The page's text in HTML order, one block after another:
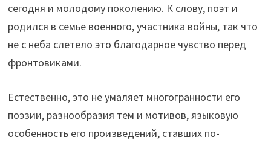
сегодня и молодому поколению. К слову, поэт и
родился в семье военного, участника войны, так что
не с неба слетело это благодарное чувство перед
фронтовиками.
Естественно, это не умаляет многогранности его
поэзии, разнообразия тем и мотивов, языковую
особенность его произведений, ставших по-